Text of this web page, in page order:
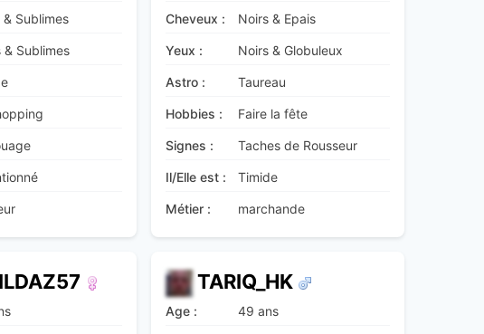
& Sublimes
& Sublimes
Cheveux : Noirs & Epais
Yeux : Noirs & Globuleux
Astro : Taureau
Hobbies : Faire la fête
Signes : Taches de Rousseur
Il/Elle est : Timide
Métier : marchande
TARIQ_HK
Age : 49 ans